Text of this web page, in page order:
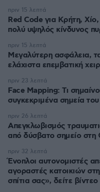
Red Code για Κρήτη,
πολύ υψηλός κίνδυνος
πριν 15 λεπτά
Μεγαλύτερη ασφάλεια,
ελάχιστα επεμβατική
πριν 15 λεπτά
Face Mapping: Τι
συγκεκριμένα σημεία
πριν 23 λεπτά
Απεγκλωβισμός
από δύσβατο σημείο
πριν 26 λεπτά
Ένοπλοι αυτονομιστές
αγοραστές κατοικιών
σπίτια σας», δείτε βίντεο
πριν 32 λεπτά